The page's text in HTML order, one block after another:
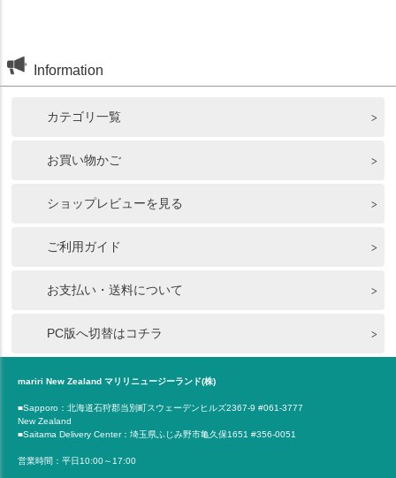
Information
カテゴリ一覧
お買い物かご
ショップレビューを見る
ご利用ガイド
お支払い・送料について
PC版へ切替はコチラ
mariri New Zealand マリリニュージーランド(株)
■Sapporo：北海道石狩郡当別町スウェーデンヒルズ2367-9 #061-3777
New Zealand
■Saitama Delivery Center：埼玉県ふじみ野市亀久保1651 #356-0051
営業時間：平日10:00～17:00